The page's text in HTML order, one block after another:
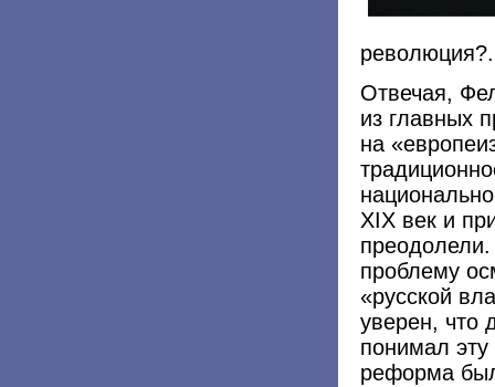
Отвечая,
из главных
на
XIX век и
проблему
«русской
уверен, что
понимал эту
реформа